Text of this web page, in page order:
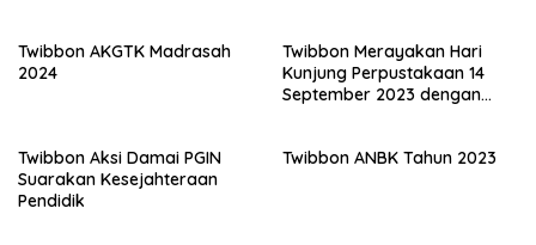
Twibbon AKGTK Madrasah
2024
Twibbon Merayakan Hari
Kunjung Perpustakaan 14
September 2023 dengan
Twibbon Aksi Damai PGIN
Suarakan Kesejahteraan
Pendidik
Twibbon ANBK Tahun 2023